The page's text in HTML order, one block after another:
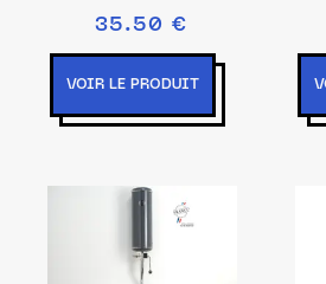
35.50 €
VOIR LE PRODUIT